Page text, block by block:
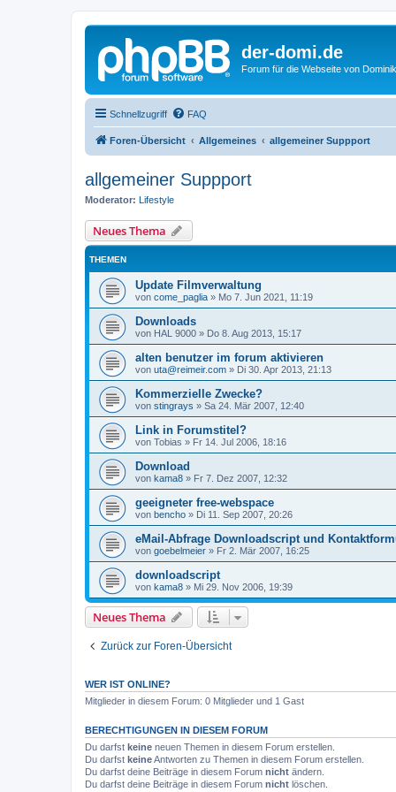
der-domi.de
Forum für die Webseite von
Schnellzugriff FAQ
Foren-Übersicht Allgemeines allgemeiner Suppport
allgemeiner Suppport
Moderator: Lifestyle
Neues Thema
THEMEN
Update Filmverwaltung
von come_paglia » Mo 7. Jun 2021, 11:19
Downloads
von HAL 9000 » Do 8. Aug 2013, 15:17
alten benutzer im forum aktivieren
von uta@reimeir.com » Di 30. Apr 2013, 21:13
Kommerzielle Zwecke?
von stingrays » Sa 24. Mär 2007, 12:40
Link in Forumstitel?
von Tobias » Fr 14. Jul 2006, 18:16
Download
von kama8 » Fr 7. Dez 2007, 12:32
geeigneter free-webspace
von bencho » Di 11. Sep 2007, 20:26
eMail-Abfrage Downloadscript und
von goebelmeier » Fr 2. Mär 2007, 16:25
downloadscript
von kama8 » Mi 29. Nov 2006, 19:39
Neues Thema
Zurück zur Foren-Übersicht
WER IST ONLINE?
Mitglieder in diesem Forum: 0 Mitglieder und 1 Gast
BERECHTIGUNGEN IN DIESEM FORUM
Du darfst keine neuen Themen in diesem Forum erstellen.
Du darfst keineAntworten zu Themen in diesem Forum erstellen.
Du darfst deine Beiträge in diesem Forum nicht ändern.
Du darfst deine Beiträge in diesem Forum nicht löschen.